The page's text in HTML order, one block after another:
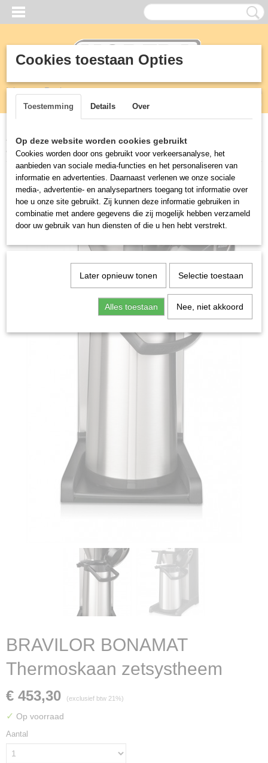
Inloggen Registreren
(0)
Home >Horeca>Bravilor Koffie en thee apparatuur
BONAMAT Thermoskaan zetsystheem
BRAVILOR BONAMAT
Thermoskaan zetsystheem
€ 453,30 (exclusief btw 21%)
✓ Op voorraad
Aantal
Cookies toestaan Opties
Toestemming Details Over
Op deze website worden cookies gebruikt
Cookies worden door ons gebruikt voor verkeersanalyse, het
aanbieden van sociale media-functies en het personaliseren van
informatie en advertenties. Daarnaast verlenen we onze sociale
media-, advertentie- en analysepartners toegang tot informatie over
hoe u onze site gebruikt. Zij kunnen deze informatie gebruiken in
combinatie met andere gegevens die zij mogelijk hebben verzameld
door uw gebruik van hun diensten of die u hen hebt verstrekt.
Later opnieuw tonen Selectie toestaan
Alles toestaan Nee, niet akkoord